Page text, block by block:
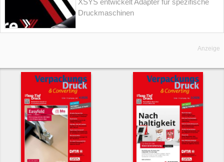
XSYS entwickelt Adapter für spezifische
Druckmaschinen
Anzeige